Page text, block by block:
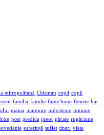
mitropolitană Chisinau copii copil
familia familie fapte bune femeie har
mama mantuire milostenie minune
post predica preot păcate rugăciune
suferinţă suflet tineri viata